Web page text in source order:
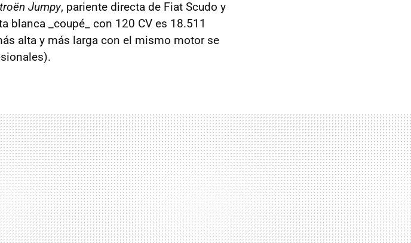
Jumpy, pariente directa de Fiat Scudo y
blanca _coupé_ con 120 CV es 18.511
alta y más larga con el mismo motor se